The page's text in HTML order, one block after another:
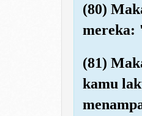
(80)
mereka:
(81)
kamu